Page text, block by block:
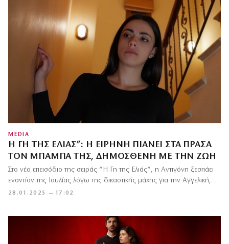
MEDIA
Η ΓΗ ΤΗΣ ΕΛΙΆΣ”: Η ΕΙΡΉΝΗ ΠΙΆΝΕΙ ΣΤΑ ΠΡΆΣΑ
ΤΟΝ ΜΠΑΜΠΆ ΤΗΣ, ΔΗΜΟΣΘΈΝΗ ΜΕ ΤΗΝ ΖΩΉ
28.01.2025 — 17:02
Στο νέο επεισόδιο της σειράς “Η Γη της Ελιάς“, η Αντιγόνη ξεσπάει
εναντίον της Ιουλίας λόγω της δικαστικής μάχης για την Αγγελική,…